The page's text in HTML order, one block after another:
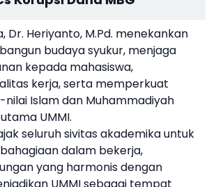
Dr. Heriyanto, M.Pd. menekankan
budaya syukur, menjaga
kepada mahasiswa,
kerja, serta memperkuat
Islam dan Muhammadiyah
UMMI.
seluruh sivitas akademika untuk
dalam bekerja,
yang harmonis dengan